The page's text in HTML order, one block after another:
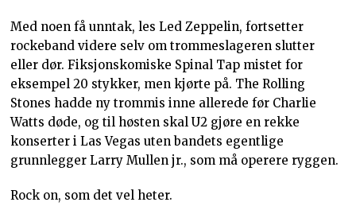
Med noen få unntak, les Led Zeppelin, fortsetter
rockeband videre selv om trommeslageren slutter
eller dør. Fiksjonskomiske Spinal Tap mistet for
eksempel 20 stykker, men kjørte på. The Rolling
Stones hadde ny trommis inne allerede før Charlie
Watts døde, og til høsten skal U2 gjøre en rekke
konserter i Las Vegas uten bandets egentlige
grunnlegger Larry Mullen jr., som må operere ryggen.
Rock on, som det vel heter.